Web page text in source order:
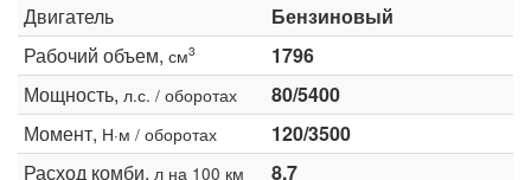
Двигатель
Бензиновый
Рабочий объем, см3
1796
Мощность, л.с. / оборотах
80/5400
Момент, Н·м / оборотах
120/3500
Расход комби, л на 100 км
8.7